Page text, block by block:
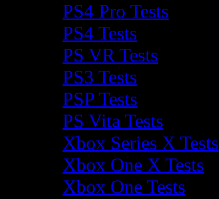
PS4 Pro Tests
PS4 Tests
PS VR Tests
PS3 Tests
PSP Tests
PS Vita Tests
Xbox Series X Tests
Xbox One X Tests
Xbox One Tests